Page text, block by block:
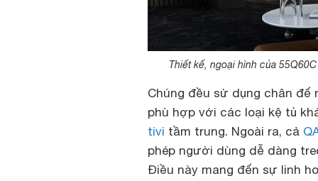
Thiết kế, ngoại hình của
Chúng đều sử dụng chân
phù hợp với các loại kệ tủ
tivi tầm trung. Ngoài ra, cả
phép người dùng dễ dàng
Điều này mang đến sự linh